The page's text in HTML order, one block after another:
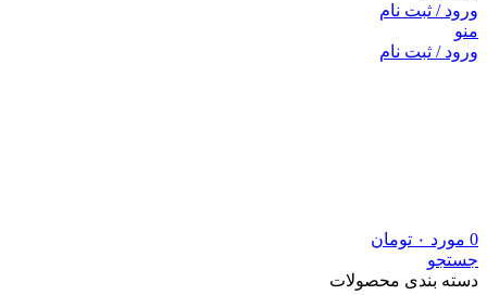
ورود / ثبت نام
منو
ورود / ثبت نام
0 مورد ۰ تومان
جستجو
دسته بندی محصولات